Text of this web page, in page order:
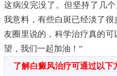
这病没完没了。但坚持了几
我意料，有些白斑已经淡了
友圈里说的，科学治疗真的
望，我们一起加油！”
了解白癜风治疗可通过以下